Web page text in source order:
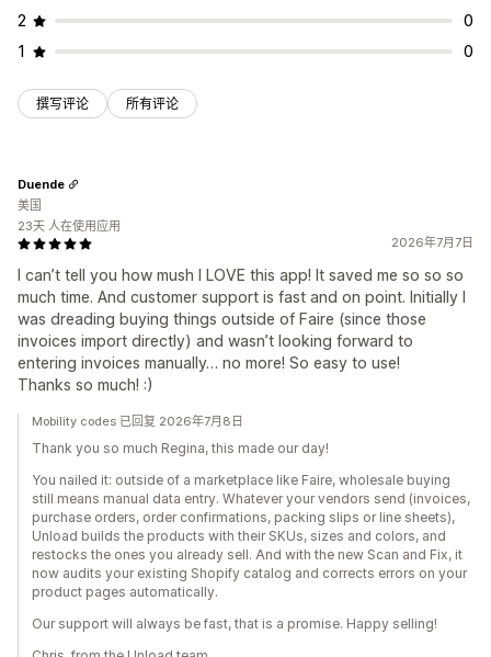
2
0
1
0
撰写评论 所有评论
2026年7月7日
I can’t tell you how mush I LOVE this app! It saved me so so so
much time. And customer support is fast and on point. Initially I
was dreading buying things outside of Faire (since those
invoices import directly) and wasn’t looking forward to
entering invoices manually… no more! So easy to use!
Thanks so much! :)
Duende
美国
23天 人在使用应用
Mobility codes 已回复 2026年7月8日
Thank you so much Regina, this made our day!
You nailed it: outside of a marketplace like Faire, wholesale buying
still means manual data entry. Whatever your vendors send (invoices,
purchase orders, order confirmations, packing slips or line sheets),
Unload builds the products with their SKUs, sizes and colors, and
restocks the ones you already sell. And with the new Scan and Fix, it
now audits your existing Shopify catalog and corrects errors on your
product pages automatically.
Our support will always be fast, that is a promise. Happy selling!